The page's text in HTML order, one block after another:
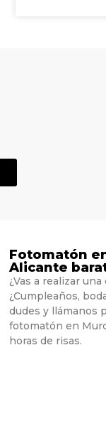
Fotomatón
Alicante
¿Vas a realizar
¿Cumpleaños,
dudes y llámanos
fotomatón en
horas de risas.